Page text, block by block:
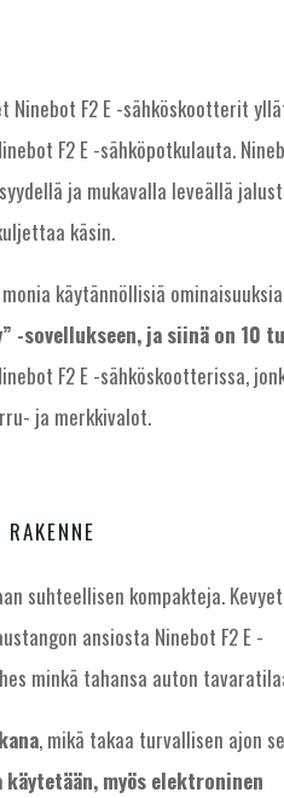
Ninebot F2 E -sähköskootterit
F2 E -sähköpotkulauta.
ja mukavalla leveällä
käsin.
käytännöllisiä
-sovellukseen, ja siinä on 10
F2 E -sähköskootterissa,
ja merkkivalot.
suhteellisen kompakteja.
ansiosta Ninebot F2 E -
minkä tahansa auton
, mikä takaa turvallisen ajon
myös elektroninen